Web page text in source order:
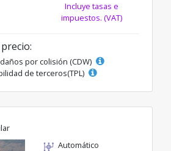
Incluye tasas e
impuestos. (VAT)
por colisión (CDW)
de terceros(TPL)
Automático